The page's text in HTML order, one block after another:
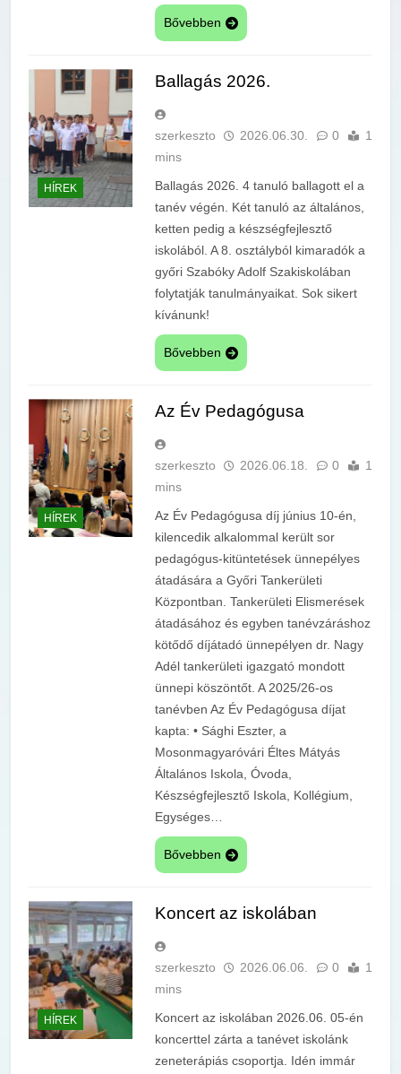
Bővebben
HÍREK
Ballagás 2026.
szerkeszto 2026.06.30. 0
1
mins
Ballagás 2026. 4 tanuló ballagott el a
tanév végén. Két tanuló az általános,
ketten pedig a készségfejlesztő
iskolából. A 8. osztályból kimaradók a
győri Szabóky Adolf Szakiskolában
folytatják tanulmányaikat. Sok sikert
kívánunk!
Bővebben
HÍREK
Az Év Pedagógusa
szerkeszto 2026.06.18. 0
1
mins
Az Év Pedagógusa díj június 10-én,
kilencedik alkalommal került sor
pedagógus-kitüntetések ünnepélyes
átadására a Győri Tankerületi
Központban. Tankerületi Elismerések
átadásához és egyben tanévzáráshoz
kötődő díjátadó ünnepélyen dr. Nagy
Adél tankerületi igazgató mondott
ünnepi köszöntőt. A 2025/26-os
tanévben Az Év Pedagógusa díjat
kapta: • Sághi Eszter, a
Mosonmagyaróvári Éltes Mátyás
Általános Iskola, Óvoda,
Készségfejlesztő Iskola, Kollégium,
Egységes…
Bővebben
HÍREK
Koncert az iskolában
szerkeszto 2026.06.06. 0
1
mins
Koncert az iskolában 2026.06. 05-én
koncerttel zárta a tanévet iskolánk
zeneterápiás csoportja. Idén immár